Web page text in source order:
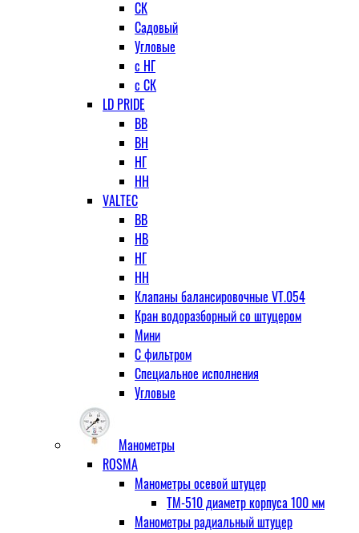
СК
Садовый
Угловые
с НГ
с СК
LD PRIDE
ВВ
ВН
НГ
НН
VALTEC
ВВ
НВ
НГ
НН
Клапаны балансировочные VT.054
Кран водоразборный со штуцером
Мини
С фильтром
Специальное исполнения
Угловые
Манометры
ROSMA
Манометры осевой штуцер
ТМ-510 диаметр корпуса 100 мм
Манометры радиальный штуцер